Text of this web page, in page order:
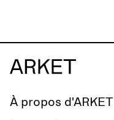
À propos d'ARKET